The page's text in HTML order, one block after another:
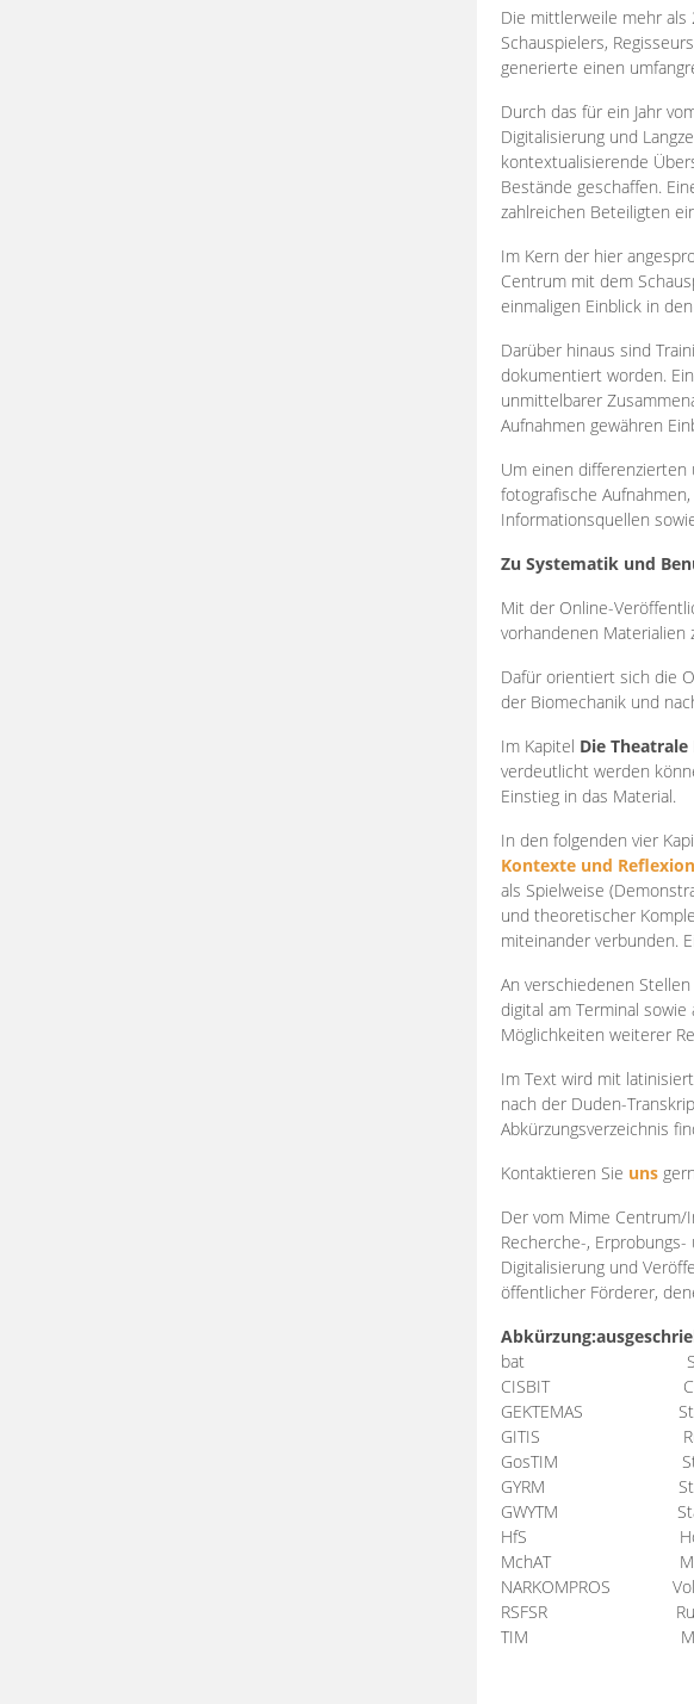
Die mittlerweile mehr als
Schauspielers,
generierte einen
Durch das für ein Jahr
Digitalisierung und
kontextualisierende
Bestände geschaffen.
zahlreichen Beteiligten
Im Kern der hier
Centrum mit dem
einmaligen Einblick in
Darüber hinaus sind
dokumentiert worden.
unmittelbarer
Aufnahmen gewähren
Um einen differenzierten
fotografische
Informationsquellen
Zu Systematik und
Mit der Online-
vorhandenen Materialien
Dafür orientiert sich die
der Biomechanik und
Im Kapitel Die
verdeutlicht werden
Einstieg in das Material.
In den folgenden vier
Kontexte und Reflexion
als Spielweise
und theoretischer
miteinander verbunden.
An verschiedenen
digital am Terminal
Möglichkeiten weiterer
Im Text wird mit
nach der Duden-
Abkürzungsverzeichnis
Kontaktieren Sie uns
Der vom Mime Centrum/
Recherche-,
Digitalisierung und
öffentlicher Förderer,
Abkürzung:
bat
CISBIT
GEKTEMAS
GITIS
GosTIM
GYRM
GWYTM
HfS
MchAT
NARKOMPROS
RSFSR
TIM